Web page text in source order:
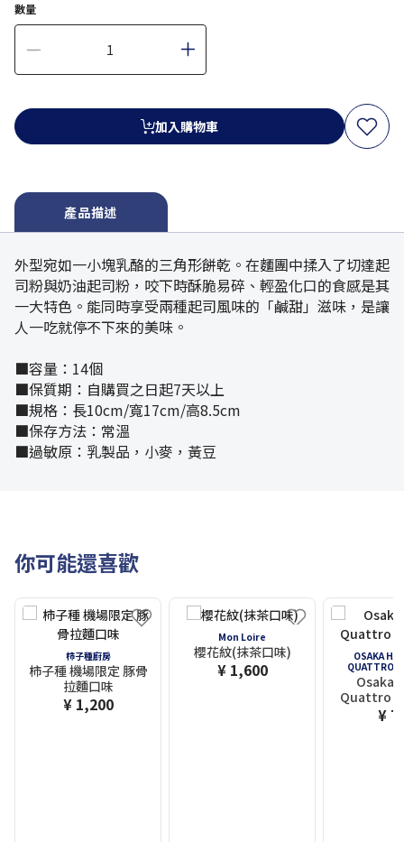
數量
加入購物車
產品描述
外型宛如一小塊乳酪的三角形餅乾。在麵團中揉入了切達起
司粉與奶油起司粉，咬下時酥脆易碎、輕盈化口的食感是其
一大特色。能同時享受兩種起司風味的「鹹甜」滋味，是讓
人一吃就停不下來的美味。
■容量：14個
■保質期：自購買之日起7天以上
■規格：長10cm/寬17cm/高8.5cm
■保存方法：常溫
■過敏原：乳製品，小麥，黃豆
你可能還喜歡
柿子種廚房
柿子種 機場限定 豚骨
拉麵口味
¥ 1,200
Mon Loire
櫻花紋(抹茶口味)
¥ 1,600
OSAKA
QUATTRO
Osaka
Quattro
¥